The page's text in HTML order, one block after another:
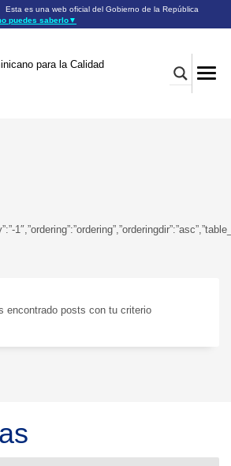
Esta es una web oficial del Gobierno de la República
puedes saberlo▼
oficiales utilizan .gob.do o .gov.do
oficiales .gob.do o .gov.do seguros utilizan
encontrado posts con tu criterio